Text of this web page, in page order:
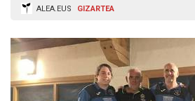
ALEA.EUS GIZARTEA